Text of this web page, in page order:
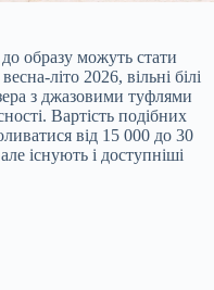
образу можуть стати
літо 2026, вільні білі
з джазовими туфлями
Вартість подібних
від 15 000 до 30
існують і доступніші